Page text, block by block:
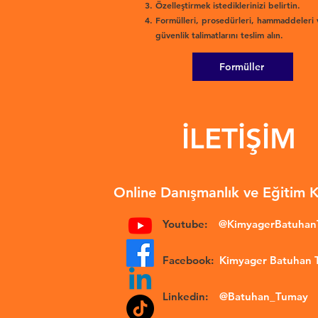
Özelleştirmek istediklerinizi belirtin.
Formülleri, prosedürleri, hammaddeleri
güvenlik talimatlarını teslim alın.
Formüller
İLETİŞİM
Online Danışmanlık ve Eğitim
Youtube:
Facebook: Kimyager Batuhan
Linkedin: @Batuhan_Tumay